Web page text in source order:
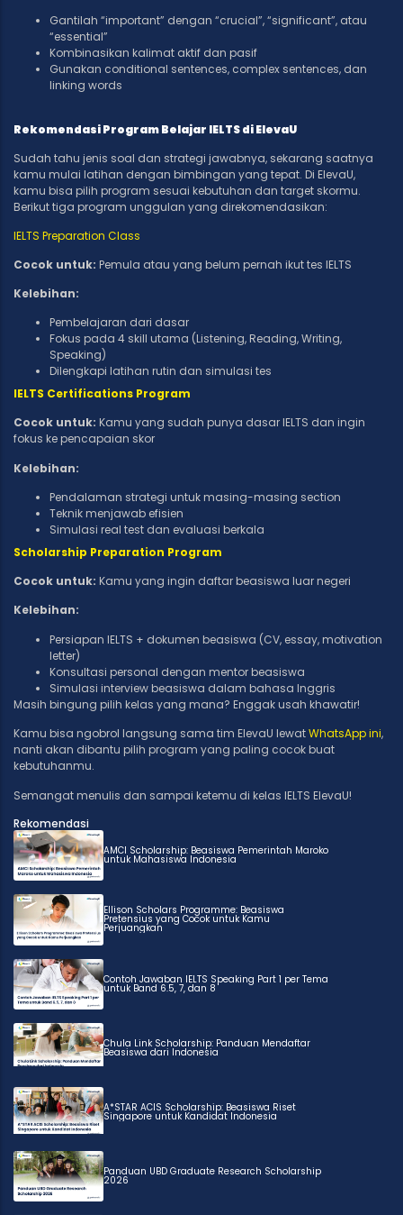
Gantilah “important” dengan “crucial”, “significant”, atau
“essential”
Kombinasikan kalimat aktif dan pasif
Gunakan conditional sentences, complex sentences, dan
linking words
Rekomendasi Program Belajar IELTS di ElevaU
Sudah tahu jenis soal dan strategi jawabnya, sekarang saatnya
kamu mulai latihan dengan bimbingan yang tepat. Di ElevaU,
kamu bisa pilih program sesuai kebutuhan dan target skormu.
Berikut tiga program unggulan yang direkomendasikan:
IELTS Preparation Class
Cocok untuk: Pemula atau yang belum pernah ikut tes IELTS
Kelebihan:
Pembelajaran dari dasar
Fokus pada 4 skill utama (Listening, Reading, Writing,
Speaking)
Dilengkapi latihan rutin dan simulasi tes
IELTS Certifications Program
Cocok untuk: Kamu yang sudah punya dasar IELTS dan ingin
fokus ke pencapaian skor
Kelebihan:
Pendalaman strategi untuk masing-masing section
Teknik menjawab efisien
Simulasi real test dan evaluasi berkala
Scholarship Preparation Program
Cocok untuk: Kamu yang ingin daftar beasiswa luar negeri
Kelebihan:
Persiapan IELTS + dokumen beasiswa (CV, essay, motivation
letter)
Konsultasi personal dengan mentor beasiswa
Simulasi interview beasiswa dalam bahasa Inggris
Masih bingung pilih kelas yang mana? Enggak usah khawatir!
Kamu bisa ngobrol langsung sama tim ElevaU lewatWhatsApp ini,
nanti akan dibantu pilih program yang paling cocok buat
kebutuhanmu.
Semangat menulis dan sampai ketemu di kelas IELTS ElevaU!
Rekomendasi
AMCI Scholarship: Beasiswa Pemerintah Maroko
untuk Mahasiswa Indonesia
Ellison Scholars Programme: Beasiswa
Pretensius yang Cocok untuk Kamu
Perjuangkan
Contoh Jawaban IELTS Speaking Part 1 per Tema
untuk Band 6.5, 7, dan 8
Chula Link Scholarship: Panduan Mendaftar
Beasiswa dari Indonesia
A*STAR ACIS Scholarship: Beasiswa Riset
Singapore untuk Kandidat Indonesia
Panduan UBD Graduate Research Scholarship
2026